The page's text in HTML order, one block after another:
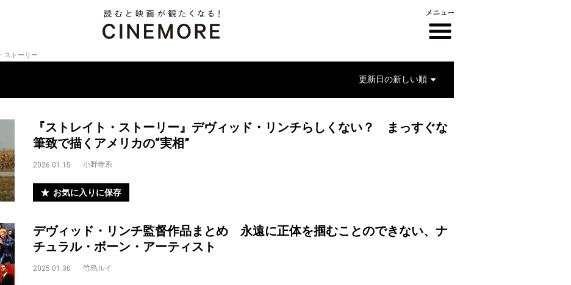
ストーリー
『ストレイト・ストーリー』デヴィッド・リンチらしくない？ まっすぐな
筆致で描くアメリカの“実相”
2026.01.15 小野寺系
お気に入りに保存
デヴィッド・リンチ監督作品まとめ 永遠に正体を掴むことのできない、ナ
チュラル・ボーン・アーティスト
2025.01.30 竹島ルイ